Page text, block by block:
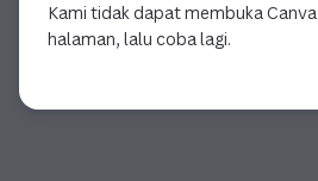
Kami tidak dapat membuka
halaman, lalu coba lagi.